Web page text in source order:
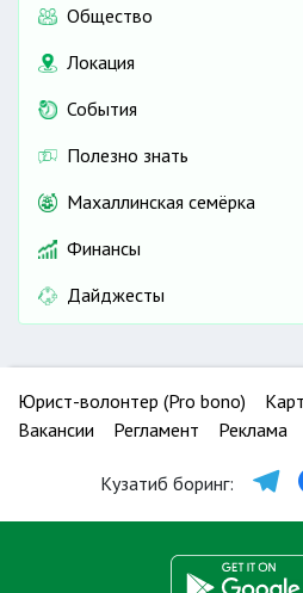
Общество
Локация
События
Полезно знать
Махаллинская семёрка
Финансы
Дайджесты
Юрист-волонтер (Pro bono)
Вакансии
Регламент Реклама
Кузатиб боринг: